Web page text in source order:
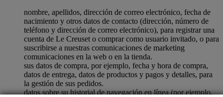
nombre, apellidos, dirección de correo electrónico, fecha de
nacimiento y otros datos de contacto (dirección, número de
teléfono y dirección de correo electrónico), para registrar una
cuenta de Le Creuset o comprar como usuario invitado, o para
suscribirse a nuestras comunicaciones de marketing
comunicaciones en la web o en la tienda.
sus datos de compra, por ejemplo, fecha y hora de compra,
datos de entrega, datos de productos y pagos y detalles, para
la gestión de sus pedidos.
datos sobre su historial de navegación en línea (por ejemplo,